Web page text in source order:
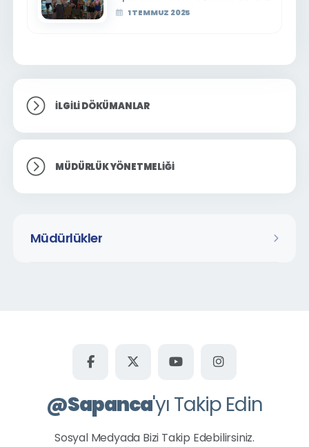
İLGILI DÖKÜMANLAR
MÜDÜRLÜK YÖNETMELIĞI
Müdürlükler
Veren Başarı
1 TEMMUZ 2025
@Sapanca'yı Takip Edin
Sosyal Medyada Bizi Takip Edebilirsiniz.